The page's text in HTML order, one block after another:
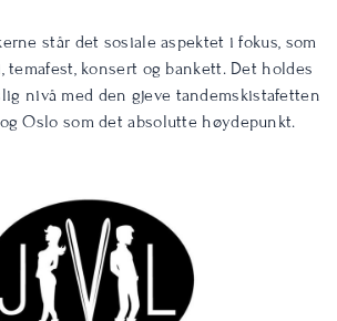
står det sosiale aspektet i fokus, som
temafest, konsert og bankett. Det holdes
nivå med den gjeve tandemskistafetten
Oslo som det absolutte høydepunkt.